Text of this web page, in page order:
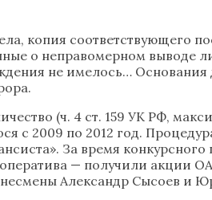
копия соответствующего
о неправомерном выводе
не имелось…
(ч. 4 ст. 159 УК РФ,
с 2009 по 2012 год.
За время конкурсного
— получили акции
Александр Сысоев и